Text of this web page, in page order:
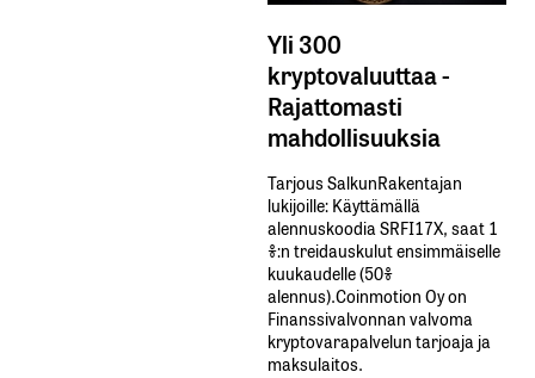
Yli 300
kryptovaluuttaa -
Rajattomasti
mahdollisuuksia
Tarjous SalkunRakentajan
lukijoille: Käyttämällä​ ​
alennuskoodia​ ​SRFI17X,​ ​saat​ ​1
%:n treidauskulut​ ​ensimmäiselle​ ​
kuukaudelle​ ​(50%​ ​
alennus).Coinmotion Oy on
Finanssivalvonnan valvoma
kryptovarapalvelun tarjoaja ja
maksulaitos.